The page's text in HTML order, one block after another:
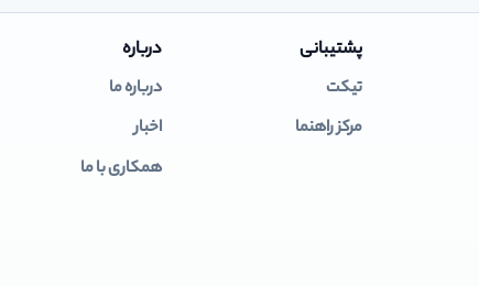
پشتیبانی
تیکت
مرکز راهنما
درباره
درباره ما
اخبار
همکاری با ما